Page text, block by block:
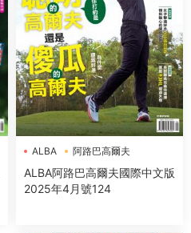
ALBA 阿路巴高爾夫
ALBA阿路巴高爾夫國際中文版
2025年4月號124